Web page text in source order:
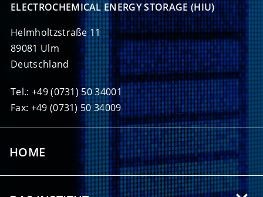
ELECTROCHEMICAL ENERGY STORAGE (HIU)
Helmholtzstraße 11
89081 Ulm
Deutschland
Tel.: +49 (0731) 50 34001
Fax: +49 (0731) 50 34009
HOME